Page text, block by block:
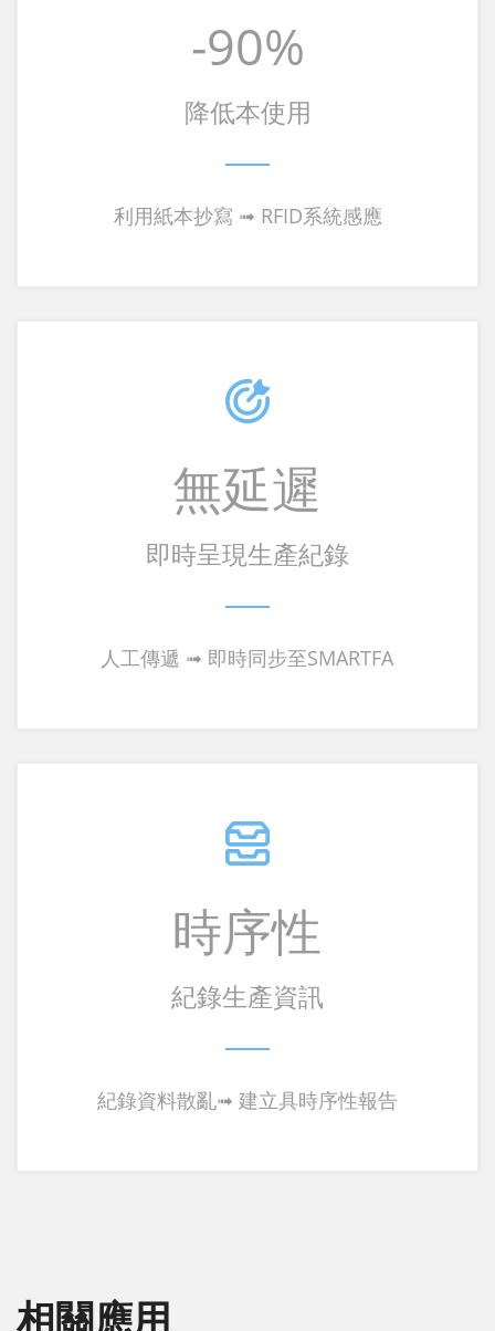
-90%
降低本使用
利用紙本抄寫 ➟ RFID系統感應
無延遲
即時呈現生產紀錄
人工傳遞 ➟ 即時同步至SMARTFA
時序性
紀錄生產資訊
紀錄資料散亂➟ 建立具時序性報告
相關應用